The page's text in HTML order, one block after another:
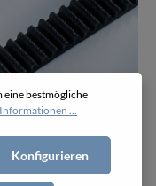
eine bestmögliche
...
Konfigurieren